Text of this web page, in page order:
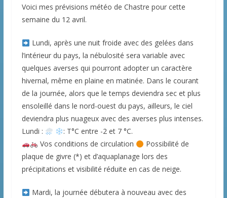
Voici mes prévisions météo de Chastre pour cette
semaine du 12 avril.
Lundi, après une nuit froide avec des gelées dans
l’intérieur du pays, la nébulosité sera variable avec
quelques averses qui pourront adopter un caractère
hivernal, même en plaine en matinée. Dans le courant
de la journée, alors que le temps deviendra sec et plus
ensoleillé dans le nord-ouest du pays, ailleurs, le ciel
deviendra plus nuageux avec des averses plus intenses.
Lundi :
: T°C entre -2 et 7 °C.
Vos conditions de circulation
Possibilité de
plaque de givre (*) et d’aquaplanage lors des
précipitations et visibilité réduite en cas de neige.
Mardi, la journée débutera à nouveau avec des